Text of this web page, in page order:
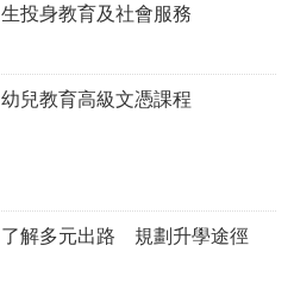
生投身教育及社會服務
幼兒教育高級文憑課程
了解多元出路 規劃升學途徑